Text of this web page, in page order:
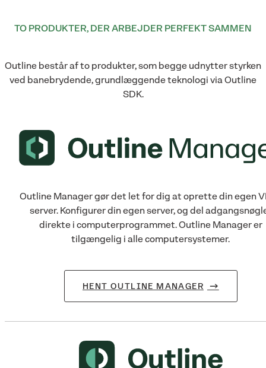
TO PRODUKTER, DER ARBEJDER PERFEKT SAMMEN
Outline består af to produkter, som begge udnytter styrken
ved banebrydende, grundlæggende teknologi via Outline
SDK.
Outline Manager gør det let for dig at oprette din egen
server. Konfigurer din egen server, og del
direkte i computerprogrammet. Outline Manager er
tilgængelig i alle computersystemer.
HENT OUTLINE MANAGER